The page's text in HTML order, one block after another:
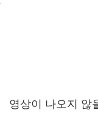
영상이 나오지 않